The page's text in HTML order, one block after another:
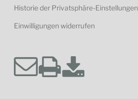
Historie der Privatsphäre-Einstellungen
Einwilligungen widerrufen